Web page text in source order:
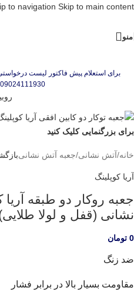
to navigation Skip to main content
منو
برای استعلام پیش فاکتور لیست
09024111930 ارسال نمایید.
برای بزرگنمایی کلیک کنید
خانه/آتش نشانی/جعبه آتش نشانی
آریا کوپلینگ
جعبه روکار دو طبقه
نشانی (قفل و لولا
0 تومان
ضد زنگ
مقاومت بسیار بالا در برابر فشار